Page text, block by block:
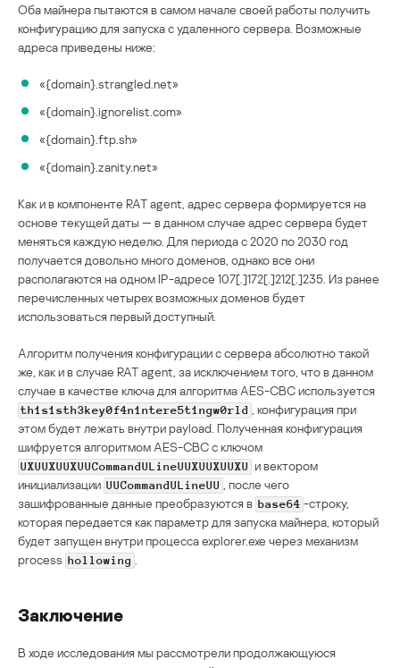
Оба майнера пытаются в самом начале своей работы получить
конфигурацию для запуска с удаленного сервера. Возможные
адреса приведены ниже:
«{domain}.strangled.net»
«{domain}.ignorelist.com»
«{domain}.ftp.sh»
«{domain}.zanity.net»
Как и в компоненте RAT agent, адрес сервера формируется на
основе текущей даты — в данном случае адрес сервера будет
меняться каждую неделю. Для периода с 2020 по 2030 год
получается довольно много доменов, однако все они
располагаются на одном IP-адресе 107[.]172[.]212[.]235. Из ранее
перечисленных четырех возможных доменов будет
использоваться первый доступный.
Алгоритм получения конфигурации с сервера абсолютно такой
же, как и в случае RAT agent, за исключением того, что в данном
случае в качестве ключа для алгоритма AES-CBC используется
th1s1sth3key0f4n1ntere5t1ngw0rld
, конфигурация при
этом будет лежать внутри payload. Полученная конфигурация
шифруется алгоритмом AES-CBC с ключом
UXUUXUUXUUCommandULineUUXUUXUUXU и вектором
инициализации UUCommandULineUU
, после чего
зашифрованные данные преобразуются в base64 -строку,
которая передается как параметр для запуска майнера, который
будет запущен внутри процесса explorer.exe через механизм
process hollowing
Заключение
В ходе исследования мы рассмотрели продолжающуюся